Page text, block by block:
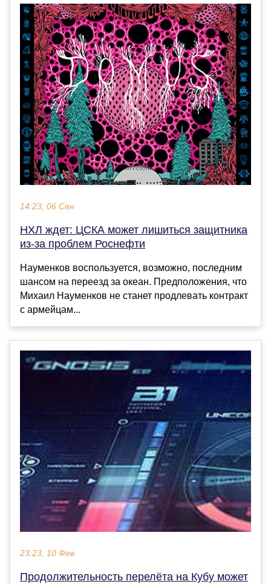
14:23, 06 Сен
НХЛ ждет: ЦСКА может лишиться защитника
из-за проблем Роснефти
Науменков воспользуется, возможно, последним
шансом на переезд за океан. Предположения, что
Михаил Науменков не станет продлевать контракт
с армейцам...
23:23, 10 Фев
Продолжительность перелёта на Кубу может